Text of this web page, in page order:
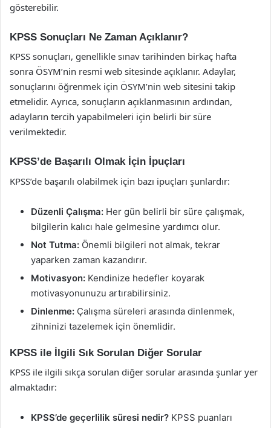
gösterebilir.
KPSS Sonuçları Ne Zaman Açıklanır?
KPSS sonuçları, genellikle sınav tarihinden birkaç hafta
sonra ÖSYM’nin resmi web sitesinde açıklanır. Adaylar,
sonuçlarını öğrenmek için ÖSYM’nin web sitesini takip
etmelidir. Ayrıca, sonuçların açıklanmasının ardından,
adayların tercih yapabilmeleri için belirli bir süre
verilmektedir.
KPSS’de Başarılı Olmak İçin İpuçları
KPSS’de başarılı olabilmek için bazı ipuçları şunlardır:
Düzenli Çalışma: Her gün belirli bir süre çalışmak,
bilgilerin kalıcı hale gelmesine yardımcı olur.
Not Tutma: Önemli bilgileri not almak, tekrar
yaparken zaman kazandırır.
Motivasyon: Kendinize hedefler koyarak
motivasyonunuzu artırabilirsiniz.
Dinlenme: Çalışma süreleri arasında dinlenmek,
zihninizi tazelemek için önemlidir.
KPSS ile İlgili Sık Sorulan Diğer Sorular
KPSS ile ilgili sıkça sorulan diğer sorular arasında şunlar yer
almaktadır:
KPSS’de geçerlilik süresi nedir? KPSS puanları